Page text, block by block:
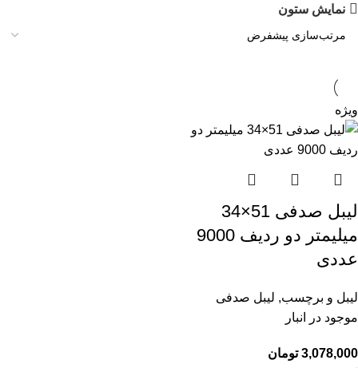
نمایش ستون
ویژه
لیبل صدفی 51×34
میلیمتر دو ردیف 9000
عددی
لیبل و برچسب, لیبل صدفی
موجود در انبار
3,078,000 تومان